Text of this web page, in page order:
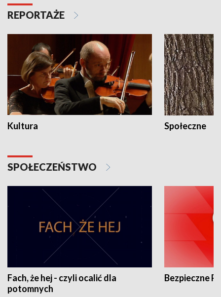
REPORTAŻE
Kultura Społeczne
SPOŁECZEŃSTWO
Fach, że hej - czyli ocalić dla
potomnych
Bezpieczne